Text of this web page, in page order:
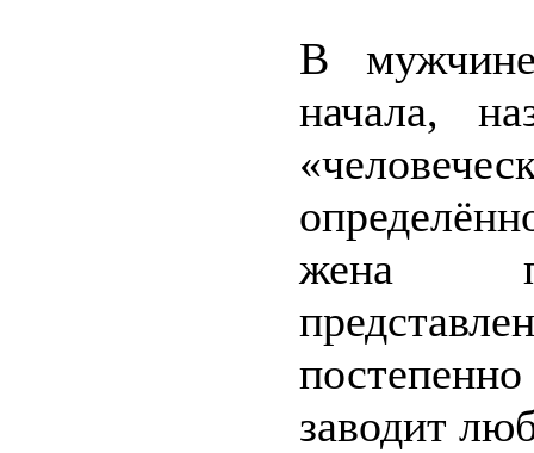
В
начала,
жена
заводит